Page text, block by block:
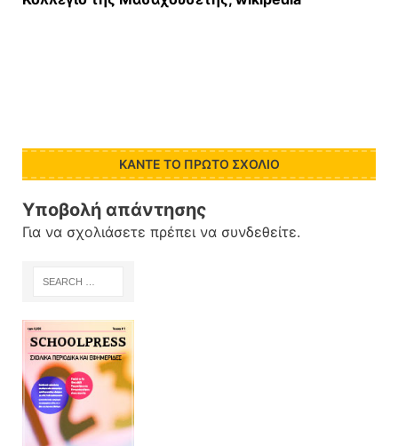
ΚΆΝΤΕ ΤΟ ΠΡΏΤΟ ΣΧΌΛΙΟ
Υποβολή απάντησης
Για να σχολιάσετε πρέπει να συνδεθείτε.